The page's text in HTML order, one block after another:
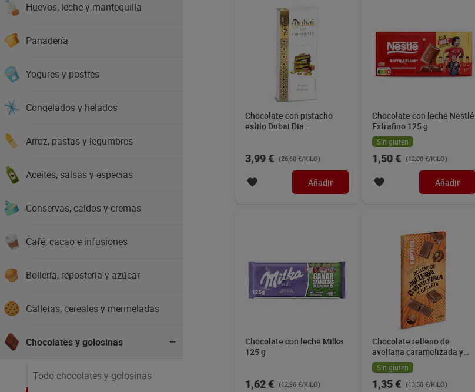
Huevos, leche y mantequilla
Panadería
Yogures y postres
Congelados y helados
Arroz, pastas y legumbres
Aceites, salsas y especias
Conservas, caldos y cremas
Café, cacao e infusiones
Bollería, repostería y azúcar
Galletas, cereales y mermeladas
Chocolates y golosinas
Todo chocolates y golosinas
Chocolate con pistacho
estilo Dubai Dia
3,99 € (26,60 €/KILO)
Añadir
Chocolate con leche Nestlé
Extrafino 125 g
Sin gluten
1,50 € (12,00 €/KILO)
Añadir
Chocolate con leche Milka
125 g
1,62 € (12,96 €/KILO)
Chocolate relleno de
avellana caramelizada y
galleta Dia Temptation 100
gSin gluten
1,35 € (13,50 €/KILO)